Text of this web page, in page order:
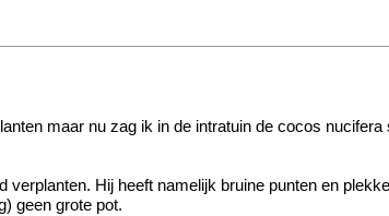
maar nu zag ik in de intratuin de cocos
Hij heeft namelijk bruine punten en
geen grote pot.